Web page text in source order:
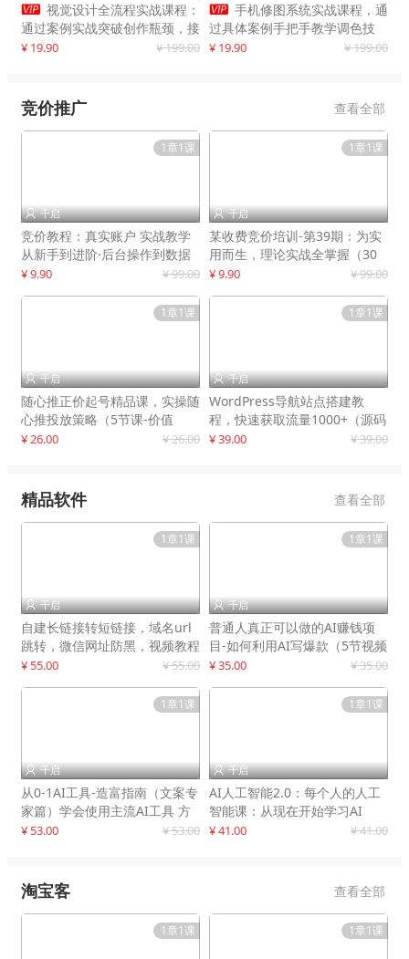
 视觉设计全流程实战课程：
通过案例实战突破创作瓶颈，接
单月入20000+
¥ 19.90 ¥ 199.00
 手机修图系统实战课程，通
过具体案例手把手教学调色技
巧，实现副业变现
¥ 19.90 ¥ 199.00
竞价推广 查看全部
1章1课
 千启
竞价教程：真实账户 实战教学
从新手到进阶·后台操作到数据
优化
¥ 9.90 ¥ 99.00
1章1课
 千启
某收费竞价培训-第39期：为实
用而生，理论实战全掌握（30
节课）
¥ 9.90 ¥ 99.00
1章1课
 千启
随心推正价起号精品课，实操随
心推投放策略（5节课-价值
298）
¥ 26.00 ¥ 26.00
1章1课
 千启
WordPress导航站点搭建教
程，快速获取流量1000+（源码
+教程）
¥ 39.00 ¥ 39.00
精品软件 查看全部
1章1课
 千启
自建长链接转短链接，域名url
跳转，微信网址防黑，视频教程
手把手教你
¥ 55.00 ¥ 55.00
1章1课
 千启
普通人真正可以做的AI赚钱项
目-如何利用AI写爆款（5节视频
课）
¥ 35.00 ¥ 35.00
1章1课
 千启
从0-1AI工具-造富指南（文案专
家篇）学会使用主流AI工具 方
法和心法的融合
¥ 53.00 ¥ 53.00
1章1课
 千启
AI人工智能2.0：每个人的人工
智能课：从现在开始学习AI
¥ 41.00 ¥ 41.00
淘宝客 查看全部
1章1课 1章1课